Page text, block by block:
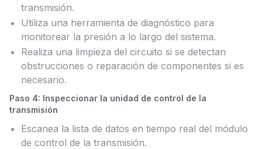
transmisión.
Utiliza una herramienta de diagnóstico para
monitorear la presión a lo largo del sistema.
Realiza una limpieza del circuito si se detectan
obstrucciones o reparación de componentes si es
necesario.
Paso 4: Inspeccionar la unidad de control de la
transmisión
Escanea la lista de datos en tiempo real del módulo
de control de la transmisión.